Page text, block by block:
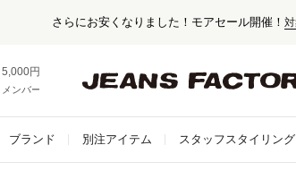
5,000円以上お買い上げで送料無料！
メンバー登録でお得な情報をゲット。さらに詳しく
ブランド 別注アイテム スタッフスタイリング